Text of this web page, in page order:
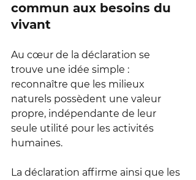
commun aux besoins du
vivant
Au cœur de la déclaration se
trouve une idée simple :
reconnaître que les milieux
naturels possèdent une valeur
propre, indépendante de leur
seule utilité pour les activités
humaines.
La déclaration affirme ainsi que les